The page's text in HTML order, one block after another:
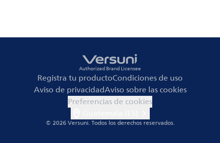
Authorized Brand Licensee
Registra tu productoCondiciones de uso
Aviso de privacidadAviso sobre las cookies
Preferencias de cookies
© 2026 Versuni.Todos los derechos reservados.